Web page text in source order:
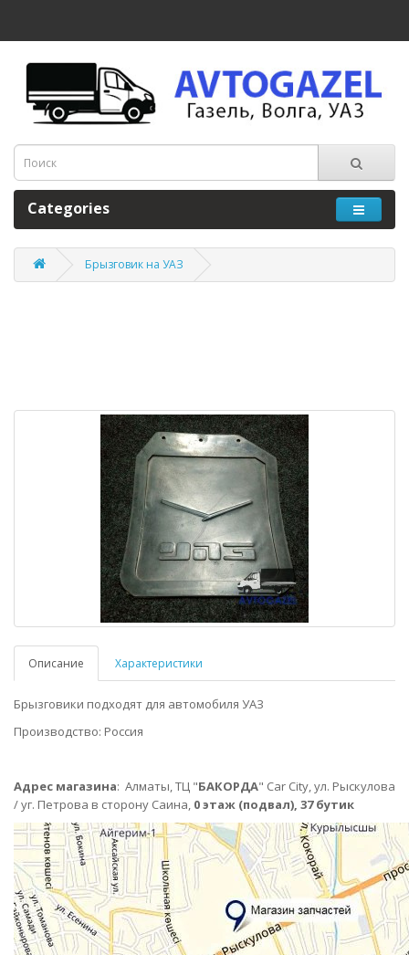
Categories
Брызговик на УАЗ
Описание Характеристики
Брызговики подходят для автомобиля УАЗ
Производство: Россия
Адрес магазина: Алматы, ТЦ "БАКОРДА" Car City, ул. Рыскулова
/ уг. Петрова в сторону Саина, 0 этаж (подвал), 37 бутик